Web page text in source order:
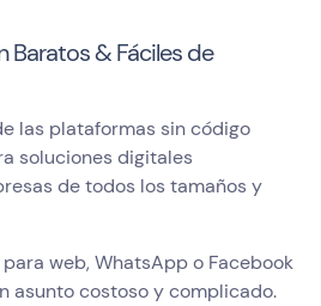
Baratos & Fáciles de
las plataformas sin código
soluciones digitales
de todos los tamaños y
web, WhatsApp o Facebook
asunto costoso y complicado.